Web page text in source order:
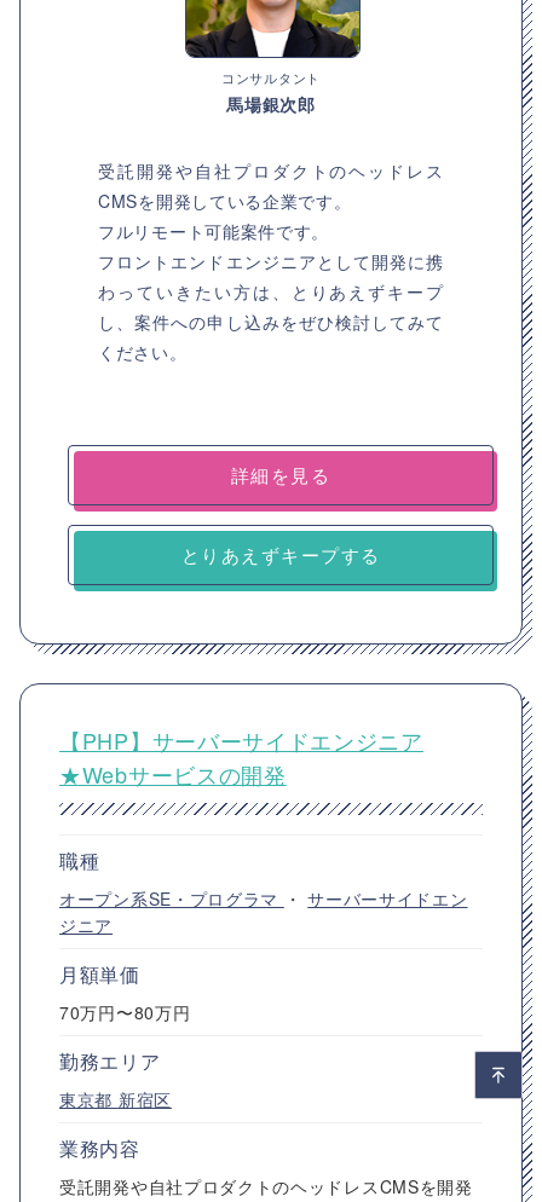
コンサルタント
馬場銀次郎
受託開発や自社プロダクトのヘッドレス
CMSを開発している企業です。
フルリモート可能案件です。
フロントエンドエンジニアとして開発に携
わっていきたい方は、とりあえずキープ
し、案件への申し込みをぜひ検討してみて
ください。
詳細を見る
とりあえずキープする
【PHP】サーバーサイドエンジニア
★Webサービスの開発
職種
オープン系SE・プログラマ ・サーバーサイドエン
ジニア
月額単価
70万円〜80万円
勤務エリア
東京都 新宿区
業務内容
受託開発や自社プロダクトのヘッドレスCMSを開発